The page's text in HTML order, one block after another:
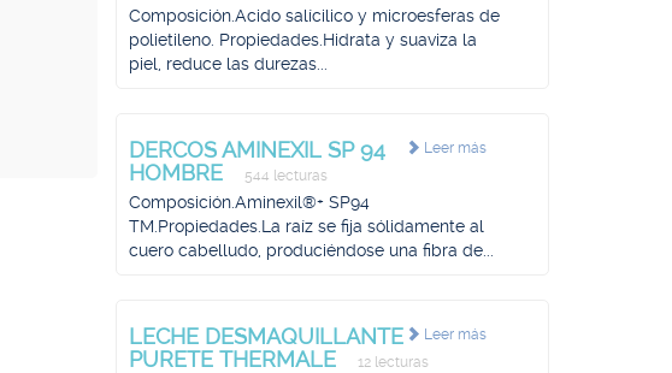
Composición.Acido salícilico y microesferas de
polietileno. Propiedades.Hidrata y suaviza la
piel, reduce las durezas...
Leer más
DERCOS AMINEXIL SP 94
HOMBRE
544 lecturas
Composición.Aminexil®+ SP94
TM.Propiedades.La raíz se fija sólidamente al
cuero cabelludo, produciéndose una fibra de...
Leer más
LECHE DESMAQUILLANTE
PURETE THERMALE
12 lecturas